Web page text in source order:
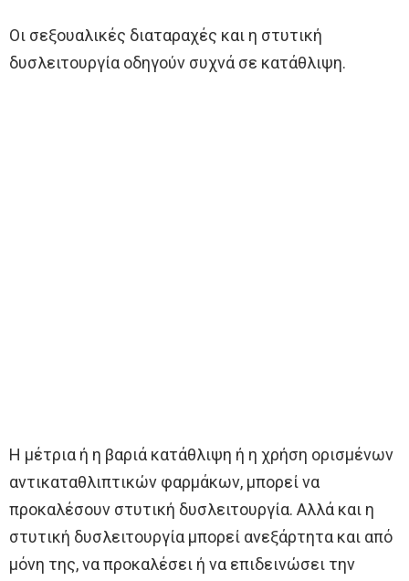
Οι σεξουαλικές διαταραχές και η στυτική
δυσλειτουργία οδηγούν συχνά σε κατάθλιψη.
Η μέτρια ή η βαριά κατάθλιψη ή η χρήση ορισμένων
αντικαταθλιπτικών φαρμάκων, μπορεί να
προκαλέσουν στυτική δυσλειτουργία. Αλλά και η
στυτική δυσλειτουργία μπορεί ανεξάρτητα και από
μόνη της, να προκαλέσει ή να επιδεινώσει την